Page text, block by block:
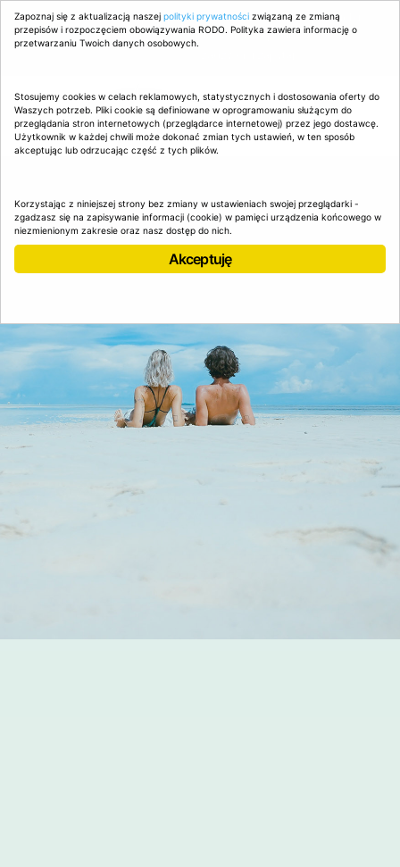
AgaHoliday.plzapewnia szeroki wybór ofert polskich i
niemieckich organizatorów podróży
Zapoznaj się z aktualizacją naszej polityki prywatności związaną ze zmianą
przepisów i rozpoczęciem obowiązywania RODO. Polityka zawiera informację o
przetwarzaniu Twoich danych osobowych.
Stosujemy cookies w celach reklamowych, statystycznych i dostosowania oferty do
Waszych potrzeb. Pliki cookie są definiowane w oprogramowaniu służącym do
przeglądania stron internetowych (przeglądarce internetowej) przez jego dostawcę.
Użytkownik w każdej chwili może dokonać zmian tych ustawień, w ten sposób
akceptując lub odrzucając część z tych plików.
Korzystając z niniejszej strony bez zmiany w ustawieniach swojej przeglądarki -
zgadzasz się na zapisywanie informacji (cookie) w pamięci urządzenia końcowego w
niezmienionym zakresie oraz nasz dostęp do nich.
Akceptuję